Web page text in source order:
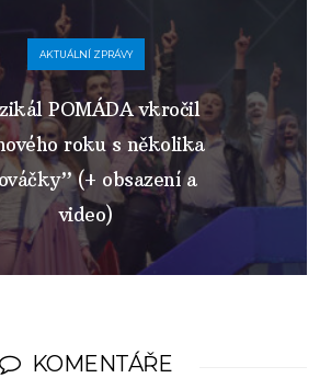
AKTUÁLNÍ ZPRÁVY
POMÁDA vkročil
roku s několika
(+ obsazení a
video)
KOMENTÁŘE